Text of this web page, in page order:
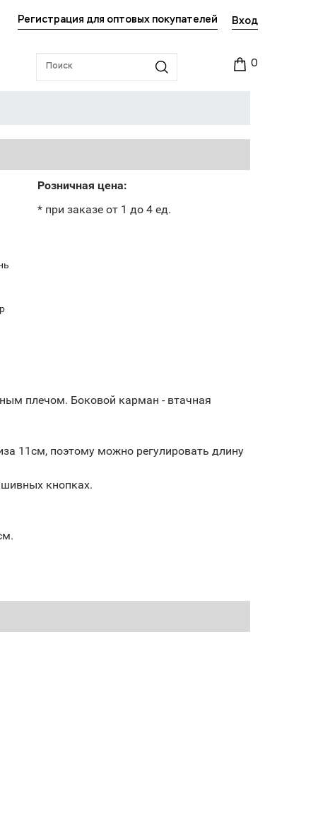
Регистрация для оптовых покупателей Вход
0
Розничная цена:
* при заказе от 1 до 4 ед.
плечом. Боковой карман - втачная
11см, поэтому можно регулировать длину
кнопках.